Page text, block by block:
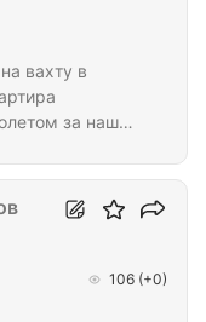
вахту в
за наш
106 (+0)